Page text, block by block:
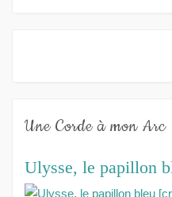
Une Corde à mon Arc
Ulysse, le papillon